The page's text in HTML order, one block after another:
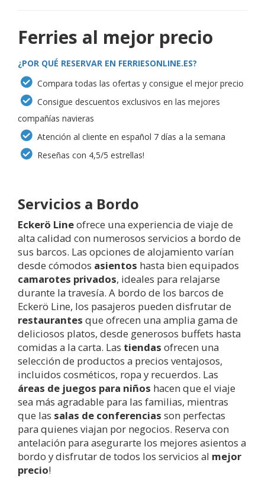
Ferries al mejor precio
¿POR QUÉ RESERVAR EN FERRIESONLINE.ES?
Compara todas las ofertas y consigue el mejor precio
Consigue descuentos exclusivos en las mejores
compañías navieras
Atención al cliente en español 7 días a la semana
Reseñas con 4,5/5 estrellas!
Servicios a Bordo
Eckerö Lineofrece una experiencia de viaje de
alta calidad con numerosos servicios a bordo de
sus barcos. Las opciones de alojamiento varían
desde cómodos asientos hasta bien equipados
camarotes privados, ideales para relajarse
durante la travesía. A bordo de los barcos de
Eckerö Line, los pasajeros pueden disfrutar de
restaurantes que ofrecen una amplia gama de
deliciosos platos, desde generosos buffets hasta
comidas a la carta. Las tiendas ofrecen una
selección de productos a precios ventajosos,
incluidos cosméticos, ropa y recuerdos. Las
áreas de juegos para niños hacen que el viaje
sea más agradable para las familias, mientras
que las salas de conferencias son perfectas
para quienes viajan por negocios. Reserva con
antelación para asegurarte los mejores asientos a
bordo y disfrutar de todos los servicios al mejor
precio!